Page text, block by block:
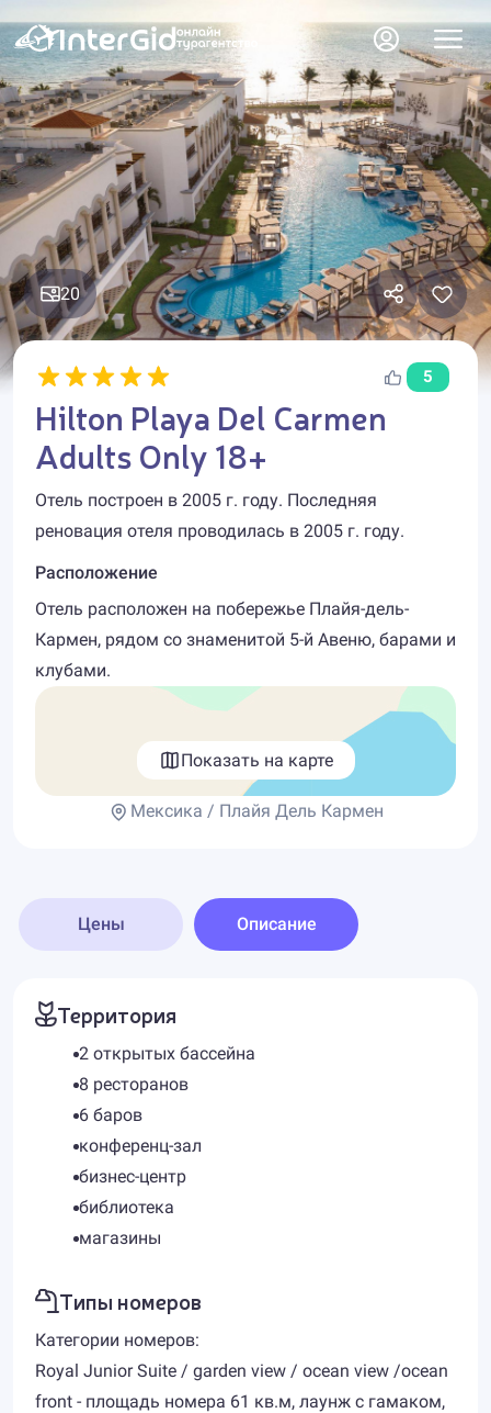
20
5
Hilton Playa Del Carmen
Adults Only 18+
Отель построен в 2005 г. году. Последняя
реновация отеля проводилась в 2005 г. году.
Расположение
Отель расположен на побережье Плайя-дель-
Кармен, рядом со знаменитой 5-й Авеню, барами и
клубами.
Показать на карте
Мексика / Плайя Дель Кармен
Цены Описание
Территория
2 открытых бассейна
8 ресторанов
6 баров
конференц-зал
бизнес-центр
библиотека
магазины
Типы номеров
Категории номеров:
Royal Junior Suite / garden view / ocean view /ocean
front - площадь номера 61 кв.м, лаунж с гамаком,